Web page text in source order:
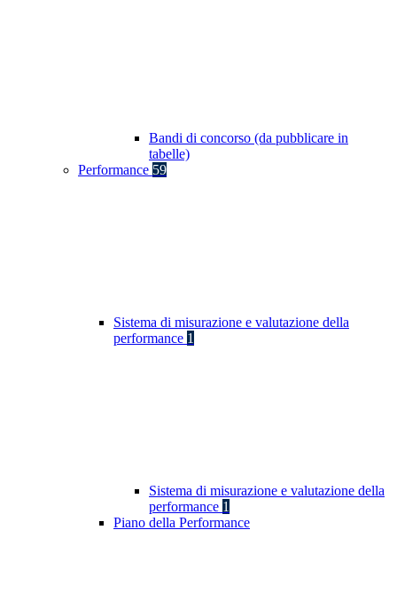
Bandi di concorso (da pubblicare in
tabelle)
Performance 59
Sistema di misurazione e valutazione della
performance 1
Sistema di misurazione e valutazione della
performance 1
Piano della Performance